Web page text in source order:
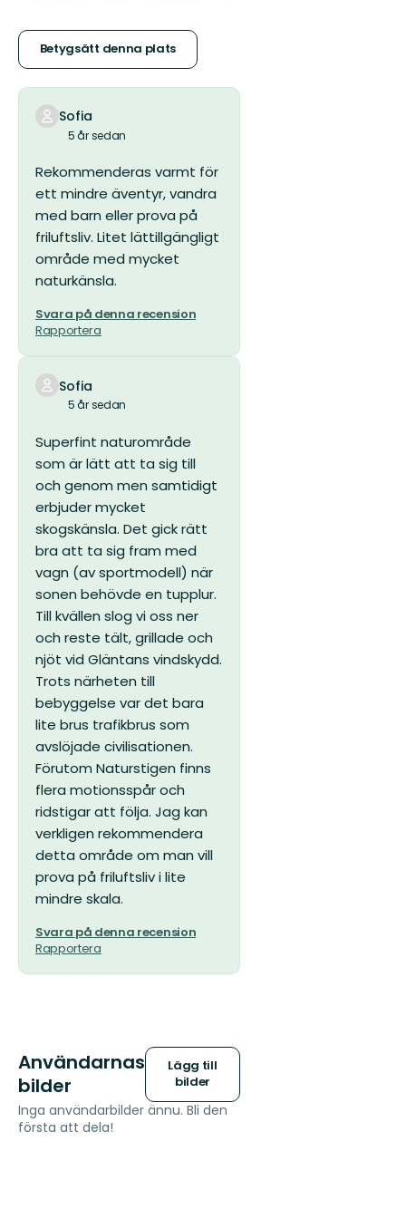
stjärnor
Betygsätt denna plats
Sofia
5 år sedan
Rekommenderas varmt för
ett mindre äventyr, vandra
med barn eller prova på
friluftsliv. Litet lättillgängligt
område med mycket
naturkänsla.
Svara på denna recension
Rapportera
Sofia
5 år sedan
Superfint naturområde
som är lätt att ta sig till
och genom men samtidigt
erbjuder mycket
skogskänsla. Det gick rätt
bra att ta sig fram med
vagn (av sportmodell) när
sonen behövde en tupplur.
Till kvällen slog vi oss ner
och reste tält, grillade och
njöt vid Gläntans vindskydd.
Trots närheten till
bebyggelse var det bara
lite brus trafikbrus som
avslöjade civilisationen.
Förutom Naturstigen finns
flera motionsspår och
ridstigar att följa. Jag kan
verkligen rekommendera
detta område om man vill
prova på friluftsliv i lite
mindre skala.
Svara på denna recension
Rapportera
Användarnas
bilder
Lägg till
bilder
Inga användarbilder ännu. Bli den
första att dela!